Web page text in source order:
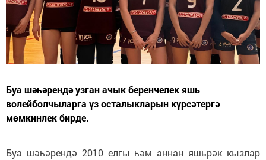
Буа шәһәрендә узган ачык беренчелек яшь
волейболчыларга үз осталыкларын күрсәтергә
мөмкинлек бирде.
Буа шәһәрендә 2010 елгы һәм аннан яшьрәк кызлар